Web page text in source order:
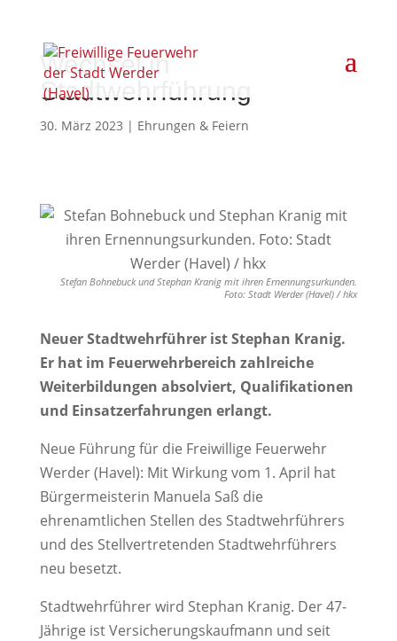
Wechsel in
Stadtwehrführung
30. März 2023 | Ehrungen & Feiern
Stefan Bohnebuck und Stephan Kranig mit ihren Ernennungsurkunden.
Foto: Stadt Werder (Havel) / hkx
Neuer Stadtwehrführer ist Stephan Kranig.
Er hat im Feuerwehrbereich zahlreiche
Weiterbildungen absolviert, Qualifikationen
und Einsatzerfahrungen erlangt.
Neue Führung für die Freiwillige Feuerwehr
Werder (Havel): Mit Wirkung vom 1. April hat
Bürgermeisterin Manuela Saß die
ehrenamtlichen Stellen des Stadtwehrführers
und des Stellvertretenden Stadtwehrführers
neu besetzt.
Stadtwehrführer wird Stephan Kranig. Der 47-
Jährige ist Versicherungskaufmann und seit